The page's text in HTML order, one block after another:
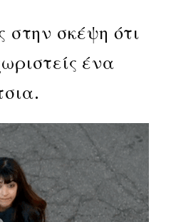
στην σκέψη ότι
ένα